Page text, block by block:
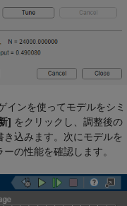
インを使ってモデルをシミ
] をクリックし、調整後の
込みます。次にモデルを
の性能を確認します。